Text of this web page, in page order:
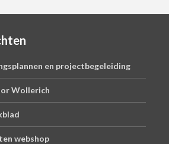
en projectbegeleiding
Wollerich
webshop